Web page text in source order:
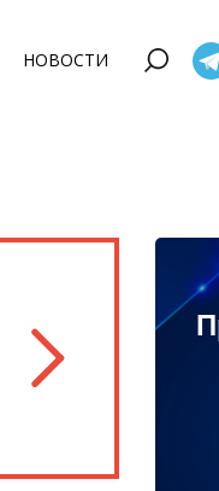
НОВОСТИ